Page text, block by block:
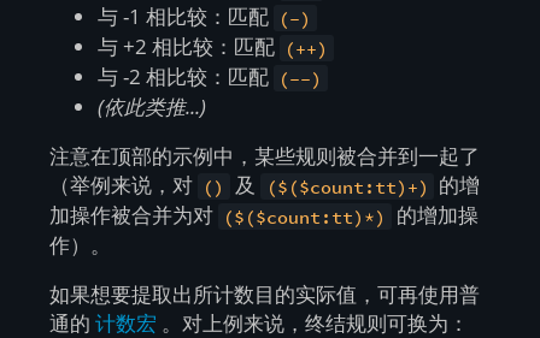
与 -1 相比较：匹配 (-)
与 +2 相比较：匹配 (++)
与 -2 相比较：匹配 (--)
(依此类推...)
注意在顶部的示例中，某些规则被合并到一起了
（举例来说，对 () 及 ($($count:tt)+)
的增
加操作被合并为对 ($($count:tt)*)
的增加操
作）。
如果想要提取出所计数目的实际值，可再使用普
通的 计数宏 。对上例来说，终结规则可换为：